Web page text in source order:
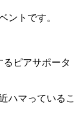
ントです。
るピアサポータ
ハマっているこ